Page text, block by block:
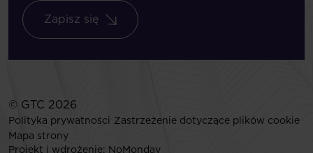
Zapisz się
© GTC 2026
Polityka prywatności Zastrzeżenie dotyczące plików cookie
Mapa strony
Projekt i wdrożenie: NoMonday